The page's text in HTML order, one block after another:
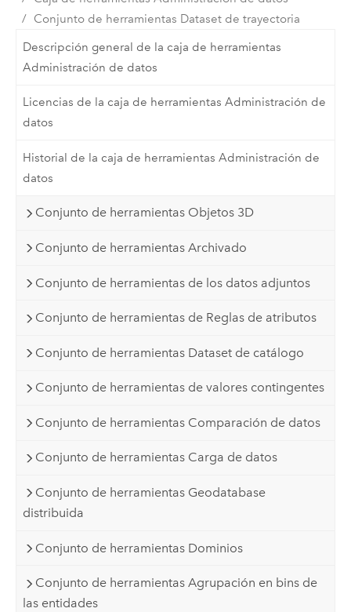
Conjunto de herramientas Dataset de trayectoria
Descripción general de la caja de herramientas
Administración de datos
Licencias de la caja de herramientas Administración de
datos
Historial de la caja de herramientas Administración de
datos
Conjunto de herramientas Objetos 3D
Conjunto de herramientas Archivado
Conjunto de herramientas de los datos adjuntos
Conjunto de herramientas de Reglas de atributos
Conjunto de herramientas Dataset de catálogo
Conjunto de herramientas de valores contingentes
Conjunto de herramientas Comparación de datos
Conjunto de herramientas Carga de datos
Conjunto de herramientas Geodatabase
distribuida
Conjunto de herramientas Dominios
Conjunto de herramientas Agrupación en bins de
las entidades